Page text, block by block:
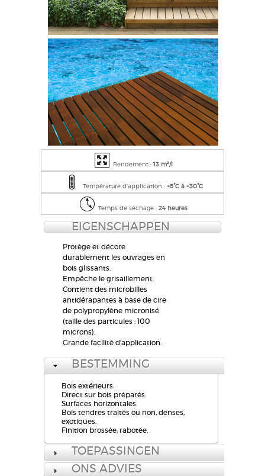
Rendement : 13 m²/l
Température d'application : +5°C à +30°C
Temps de séchage : 24 heures
EIGENSCHAPPEN
Protège et décore
durablement les ouvrages en
bois glissants.
Empêche le grisaillement.
Contient des microbilles
antidérapantes à base de cire
de polypropylène micronisé
(taille des particules : 100
microns).
Grande facilité d'application.
BESTEMMING
Bois extérieurs.
Direct sur bois préparés.
Surfaces horizontales.
Bois tendres traités ou non, denses,
exotiques.
Finition brossée, rabotée.
TOEPASSINGEN
ONS ADVIES